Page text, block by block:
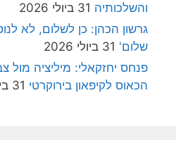
והשלכותיה 31 ביולי 2026
גרשון הכהן: כן לשלום, לא
שלום' 31 ביולי 2026
פנחס יחזקאלי: מיליציה מול
הכאוס לקיפאון בירוקרטי 31 ביולי 2026